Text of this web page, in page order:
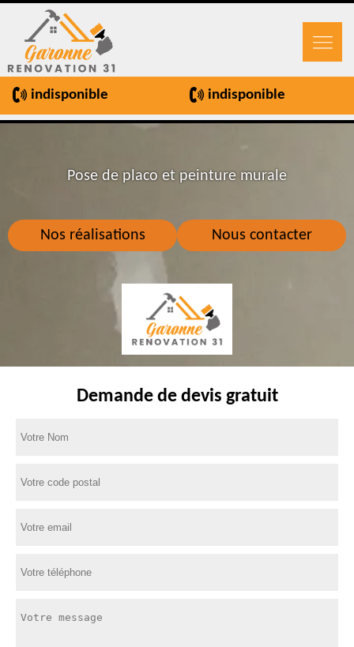
indisponible indisponible
Nos réalisations Nous contacter
Pose de placo et peinture murale
Demande de devis gratuit